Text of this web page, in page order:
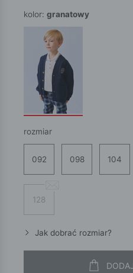
kolor: granatowy
rozmiar
092 098 104
128
Jak dobrać rozmiar?